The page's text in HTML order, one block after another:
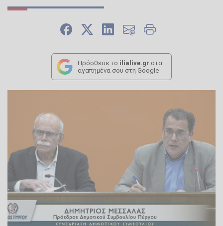
Πρόσθεσε το ilialive.gr στα
αγαπημένα σου στη Google